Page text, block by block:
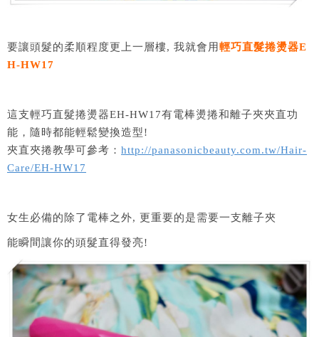
要讓頭髮的柔順程度更上一層樓, 我就會用輕巧直髮捲燙器E
H-HW17
這支輕巧直髮捲燙器EH-HW17有電棒燙捲和離子夾夾直功
能，隨時都能輕鬆變換造型!
夾直夾捲教學可參考： http://panasonicbeauty.com.tw/Hair-
Care/EH-HW17
女生必備的除了電棒之外, 更重要的是需要一支離子夾
能瞬間讓你的頭髮直得發亮!